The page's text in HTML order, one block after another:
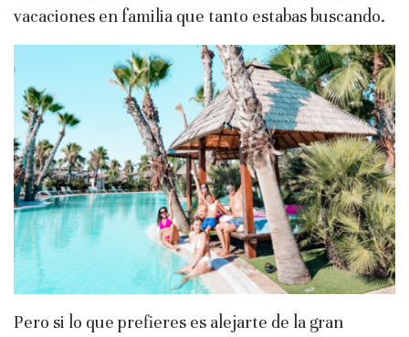
vacaciones en familia que tanto estabas buscando.
Pero si lo que prefieres es alejarte de la gran